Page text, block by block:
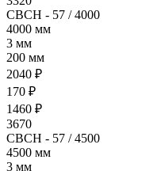
СВСН - 57 / 4000
4000 мм
3 мм
200 мм
2040 ₽
170 ₽
1460 ₽
3670
СВСН - 57 / 4500
4500 мм
3 мм